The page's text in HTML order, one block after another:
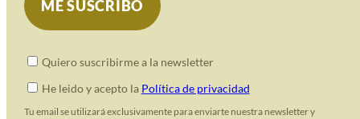
Quiero suscribirme a la newsletter
He leido y acepto la Política de privacidad
Tu email se utilizará exclusivamente para enviarte nuestra newsletter y